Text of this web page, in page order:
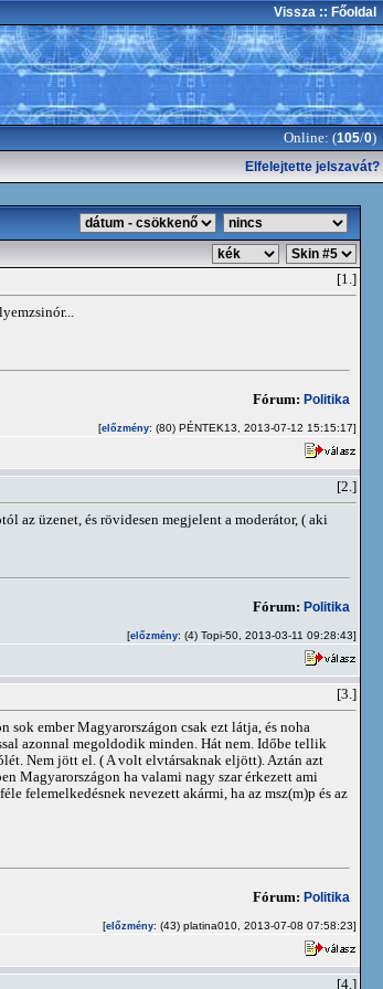
Vissza :: Főoldal
Online: (105/0)
Elfelejtette jelszavát?
[1.]
Fórum: Politika
[előzmény: (80) PÉNTEK13, 2013-07-12 15:15:17]
[2.]
az üzenet, és rövidesen megjelent a moderátor, ( aki
Fórum: Politika
[előzmény: (4) Topi-50, 2013-03-11 09:28:43]
[3.]
sok ember Magyarországon csak ezt látja, és noha
azonnal megoldodik minden. Hát nem. Időbe tellik
Nem jött el. ( A volt elvtársaknak eljött). Aztán azt
Magyarországon ha valami nagy szar érkezett ami
felemelkedésnek nevezett akármi, ha az msz(m)p és az
Fórum: Politika
[előzmény: (43) platina010, 2013-07-08 07:58:23]
[4.]